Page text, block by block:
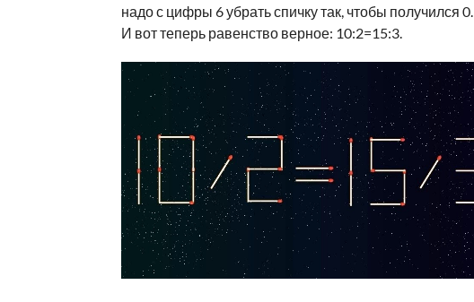
надо с цифры 6 убрать спичку так, чтобы получился 0.
И вот теперь равенство верное: 10:2=15:3.